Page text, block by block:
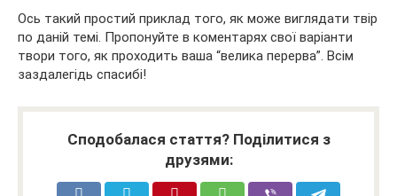
Ось такий простий приклад того, як може виглядати твір
по даній темі. Пропонуйте в коментарях свої варіанти
твори того, як проходить ваша “велика перерва”. Всім
заздалегідь спасибі!
Сподобалася стаття? Поділитися з
друзями: